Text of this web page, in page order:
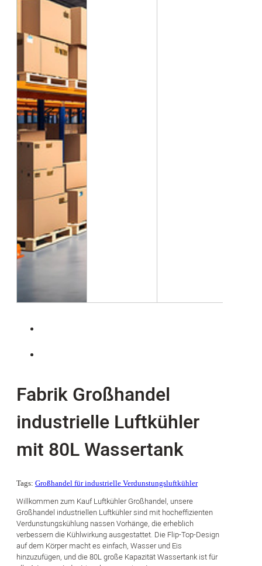
Fabrik Großhandel
industrielle Luftkühler
mit 80L Wassertank
Tags: Großhandel für industrielle Verdunstungsluftkühler
Willkommen zum Kauf Luftkühler Großhandel, unsere
Großhandel industriellen Luftkühler sind mit hocheffizienten
Verdunstungskühlung nassen Vorhänge, die erheblich
verbessern die Kühlwirkung ausgestattet. Die Flip-Top-Design
auf dem Körper macht es einfach, Wasser und Eis
hinzuzufügen, und die 80L große Kapazität Wassertank ist für